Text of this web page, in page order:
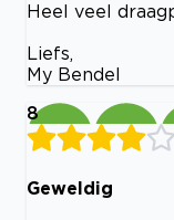
Heel veel
Liefs,
My Bendel
8
Geweldig